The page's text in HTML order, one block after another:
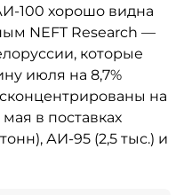
100 хорошо видна
NEFT Research —
которые
июля на 8,7%
на
в поставках
АИ-95 (2,5 тыс.) и